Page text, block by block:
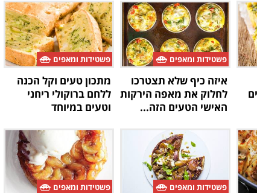
פשטידות ומאפים
איזה כיף שלא תצטרכו
לחלוק את מאפה הירקות
האישי הטעים הזה...
פשטידות ומאפים
מתכון טעים וקל הכנה
ללחם ברוקולי ריחני
וטעים במיוחד
פשטידות ומאפים פשטידות ומאפים